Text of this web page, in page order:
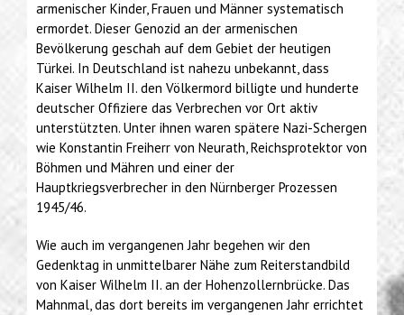
armenischer Kinder, Frauen und Männer systematisch
ermordet. Dieser Genozid an der armenischen
Bevölkerung geschah auf dem Gebiet der heutigen
Türkei. In Deutschland ist nahezu unbekannt, dass
Kaiser Wilhelm II. den Völkermord billigte und hunderte
deutscher Offiziere das Verbrechen vor Ort aktiv
unterstützten. Unter ihnen waren spätere Nazi-Schergen
wie Konstantin Freiherr von Neurath, Reichsprotektor von
Böhmen und Mähren und einer der
Hauptkriegsverbrecher in den Nürnberger Prozessen
1945/46.
Wie auch im vergangenen Jahr begehen wir den
Gedenktag in unmittelbarer Nähe zum Reiterstandbild
von Kaiser Wilhelm II. an der Hohenzollernbrücke. Das
Mahnmal, das dort bereits im vergangenen Jahr errichtet